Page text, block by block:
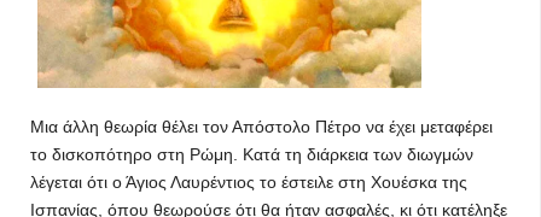
Μια άλλη θεωρία θέλει τον Απόστολο Πέτρο να έχει μεταφέρει
το δισκοπότηρο στη Ρώμη. Κατά τη διάρκεια των διωγμών
λέγεται ότι ο Άγιος Λαυρέντιος το έστειλε στη Χουέσκα της
Ισπανίας, όπου θεωρούσε ότι θα ήταν ασφαλές, κι ότι κατέληξε